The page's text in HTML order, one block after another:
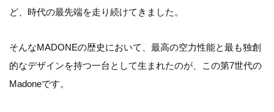
ど、時代の最先端を走り続けてきました。
そんなMADONEの歴史において、最高の空力性能と最も独創
的なデザインを持つ一台として生まれたのが、この第7世代の
Madoneです。